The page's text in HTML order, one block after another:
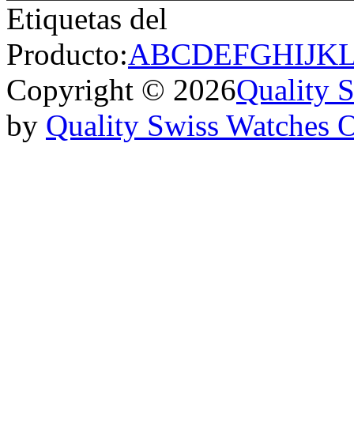
Etiquetas del
Producto:ABCDEFGHIJK
Copyright © 2026Quality
by Quality Swiss Watches